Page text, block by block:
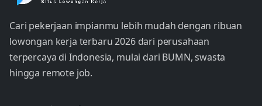
Cari pekerjaan impianmu lebih mudah dengan ribuan
lowongan kerja terbaru 2026 dari perusahaan
terpercaya di Indonesia, mulai dari BUMN, swasta
hingga remote job.